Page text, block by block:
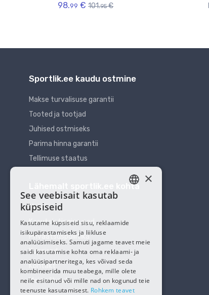
98.99 € 101.95€
Sportlik.ee kaudu ostmine
Makse turvalisuse garantii
Tooted ja tootjad
Juhised ostmiseks
Parima hinna garantii
Tellimuse staatus
Lähemalt sportlik.ee kohta
Meist
Kasutajatingimused
Privaatsuspoliitika
Küpsised
Kontakt
Meie sõbrad
×
See veebisait kasutab
küpsiseid
Kasutame küpsiseid sisu, reklaamide
isikupärastamiseks ja liikluse
analüüsimiseks. Samuti jagame teavet meie
saidi kasutamise kohta oma reklaami- ja
analüüsipartneritega, kes võivad seda
kombineerida muu teabega, mille olete
neile esitanud või mille nad on kogunud teie
teenuste kasutamisest. Rohkem teavet